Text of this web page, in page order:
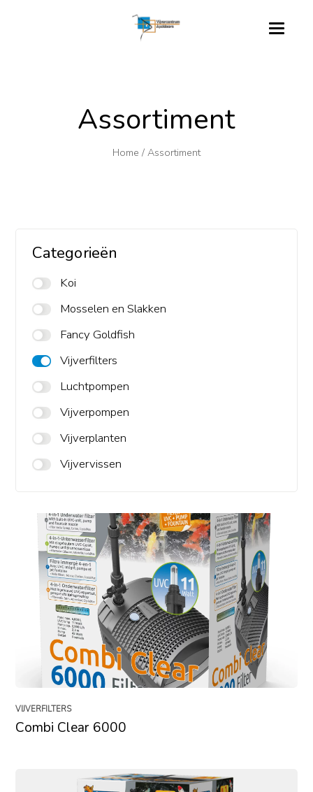
Assortiment
Home / Assortiment
Categorieën
Koi
Mosselen en Slakken
Fancy Goldfish
Vijverfilters
Luchtpompen
Vijverpompen
Vijverplanten
Vijvervissen
VIJVERFILTERS
Combi Clear 6000